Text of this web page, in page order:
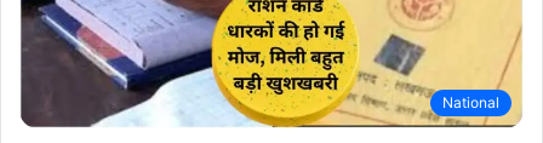
National